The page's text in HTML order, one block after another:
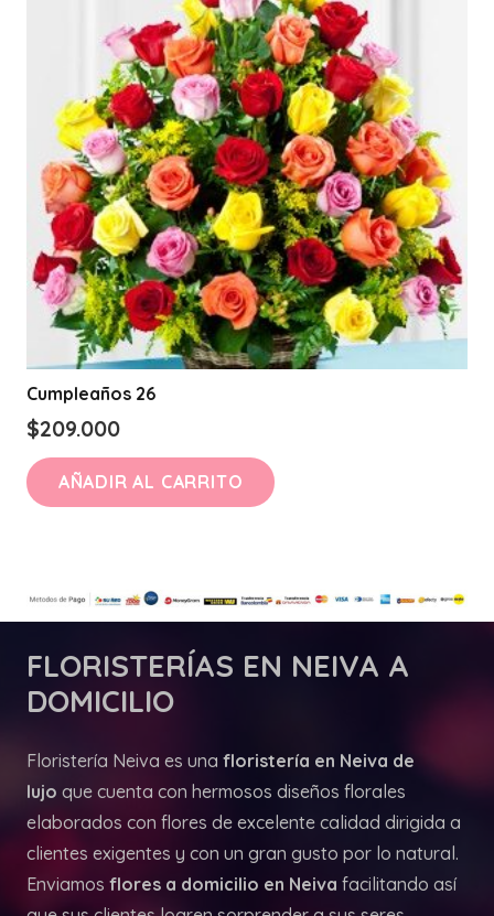
Cumpleaños 26
$209.000
AÑADIR AL CARRITO
FLORISTERÍAS EN NEIVA A
DOMICILIO
Floristería Neiva es una floristería en Neiva de
lujo que cuenta con hermosos diseños florales
elaborados con flores de excelente calidad dirigida a
clientes exigentes y con un gran gusto por lo natural.
Enviamos flores a domicilio en Neiva facilitando así